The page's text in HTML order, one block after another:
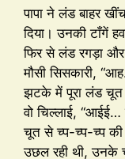
पापा ने लंड बाहर
दिया। उनकी टाँगें
फिर से लंड रगड़ा और
मौसी सिसकारी,
झटके में पूरा लंड चूत
वो चिल्लाई, “आईई…
चूत से च्प-च्प-च्प
उछल रही थी, उनके